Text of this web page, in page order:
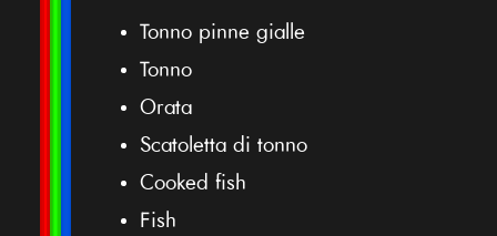
Tonno pinne gialle
Tonno
Orata
Scatoletta di tonno
Cooked fish
Fish